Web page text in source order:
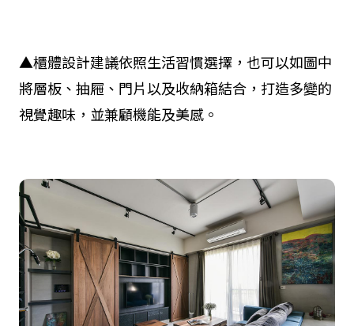
▲櫃體設計建議依照生活習慣選擇，也可以如圖中
將層板、抽屜、門片以及收納箱結合，打造多變的
視覺趣味，並兼顧機能及美感。